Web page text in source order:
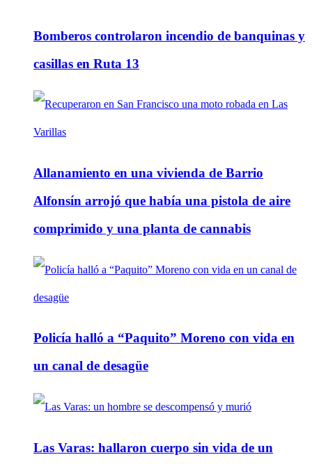
Bomberos controlaron incendio de banquinas y
casillas en Ruta 13
Allanamiento en una vivienda de Barrio
Alfonsín arrojó que había una pistola de aire
comprimido y una planta de cannabis
Policía halló a “Paquito” Moreno con vida en
un canal de desagüe
Las Varas: hallaron cuerpo sin vida de un